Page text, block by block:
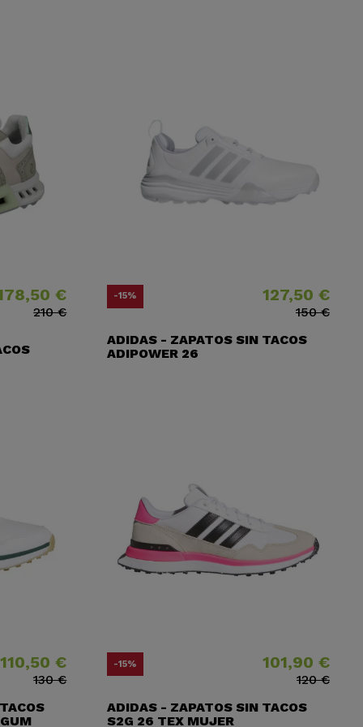
€
base
210 €
-15% Precio127,50 €
Precio base
150 €
ADIDAS - ZAPATOS SIN TACOS
ADIPOWER 26
110,50 €
base
130 €
-15% Precio101,90 €
Precio base
120 €
ADIDAS - ZAPATOS SIN TACOS
S2G 26 TEX MUJER